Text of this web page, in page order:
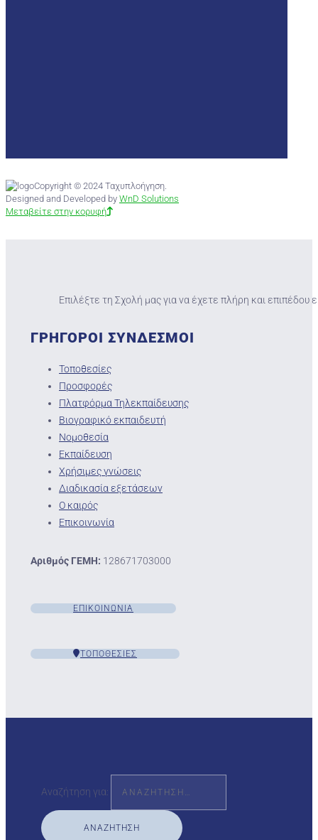
Copyright © 2024 Ταχυπλοήγηση.
Designed and Developed by WnD Solutions
Μεταβείτε στην κορυφή
Επιλέξτε τη Σχολή μας για να έχετε πλήρη και επιπέδου
ΓΡΗΓΟΡΟΙ ΣΥΝΔΕΣΜΟΙ
Τοποθεσίες
Προσφορές
Πλατφόρμα Τηλεκπαίδευσης
Βιογραφικό εκπαιδευτή
Νομοθεσία
Εκπαίδευση
Χρήσιμες γνώσεις
Διαδικασία εξετάσεων
Ο καιρός
Επικοινωνία
Αριθμός ΓΕΜΗ: 128671703000
ΕΠΙΚΟΙΝΩΝΙΑ
ΤΟΠΟΘΕΣΙΕΣ
Αναζήτηση για: